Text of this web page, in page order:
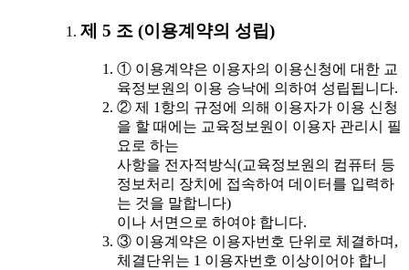
제 5 조 (이용계약의 성립)
① 이용계약은 이용자의 이용신청에 대한 교
육정보원의 이용 승낙에 의하여 성립됩니다.
② 제 1항의 규정에 의해 이용자가 이용 신청
을 할 때에는 교육정보원이 이용자 관리시 필
요로 하는
사항을 전자적방식(교육정보원의 컴퓨터 등
정보처리 장치에 접속하여 데이터를 입력하
는 것을 말합니다)
이나 서면으로 하여야 합니다.
③ 이용계약은 이용자번호 단위로 체결하며,
체결단위는 1 이용자번호 이상이어야 합니